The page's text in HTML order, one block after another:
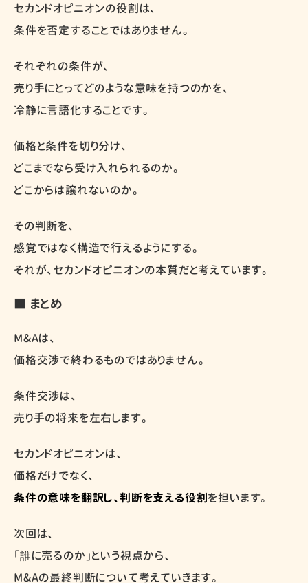
セカンドオピニオンの役割は、
条件を否定することではありません。
それぞれの条件が、
売り手にとってどのような意味を持つのかを、
冷静に言語化することです。
価格と条件を切り分け、
どこまでなら受け入れられるのか。
どこからは譲れないのか。
その判断を、
感覚ではなく構造で行えるようにする。
それが、セカンドオピニオンの本質だと考えています。
■ まとめ
M&Aは、
価格交渉で終わるものではありません。
条件交渉は、
売り手の将来を左右します。
セカンドオピニオンは、
価格だけでなく、
条件の意味を翻訳し、判断を支える役割を担います。
次回は、
「誰に売るのか」という視点から、
M&Aの最終判断について考えていきます。